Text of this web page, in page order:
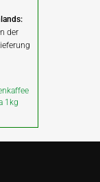
der
1kg